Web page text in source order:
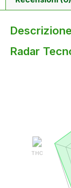
Descrizione
Radar
THC